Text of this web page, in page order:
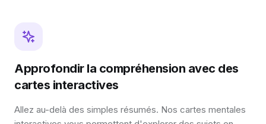
Approfondir la compréhension avec des
cartes interactives
Allez au-delà des simples résumés. Nos cartes mentales